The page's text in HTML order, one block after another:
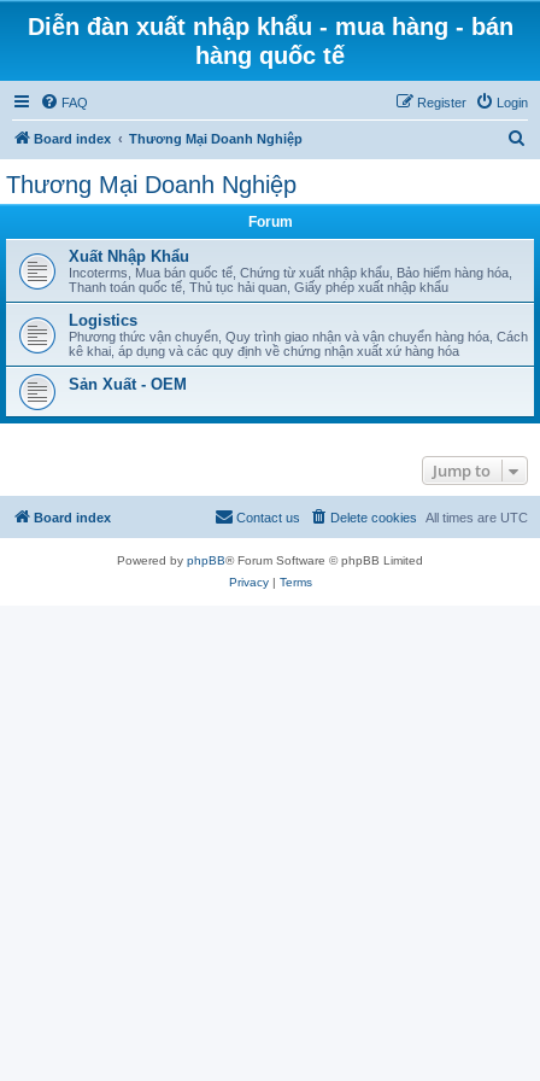
Diễn đàn xuất nhập khẩu - mua hàng - bán
hàng quốc tế
FAQ Login
Register
Board index Thương Mại Doanh Nghiệp
Thương Mại Doanh Nghiệp
Forum
Xuất Nhập Khẩu
Incoterms, Mua bán quốc tế, Chứng từ xuất nhập khẩu, Bảo hiểm hàng hóa,
Thanh toán quốc tế, Thủ tục hải quan, Giấy phép xuất nhập khẩu
Logistics
Phương thức vận chuyển, Quy trình giao nhận và vận chuyển hàng hóa, Cách
kê khai, áp dụng và các quy định về chứng nhận xuất xứ hàng hóa
Sản Xuất - OEM
Jump to
Board index All times are UTC
Delete cookies
Contact us
Powered by phpBB® Forum Software © phpBB Limited
Privacy| Terms